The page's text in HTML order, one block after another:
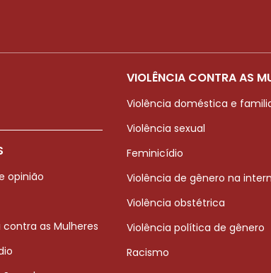
opinião
contra as Mulheres
VIOLÊNCIA CONTRA AS
Violência doméstica e
Violência sexual
Feminicídio
Violência de gênero na
Violência obstétrica
Violência política de gênero
Racismo